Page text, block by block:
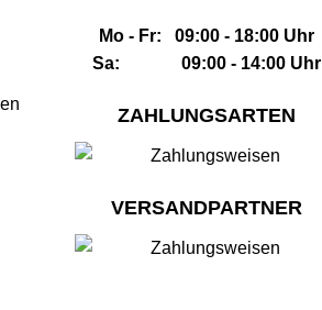
Mo - Fr: 09:00 - 18:00 Uhr
Sa: 09:00 - 14:00 Uhr
ZAHLUNGSARTEN
VERSANDPARTNER